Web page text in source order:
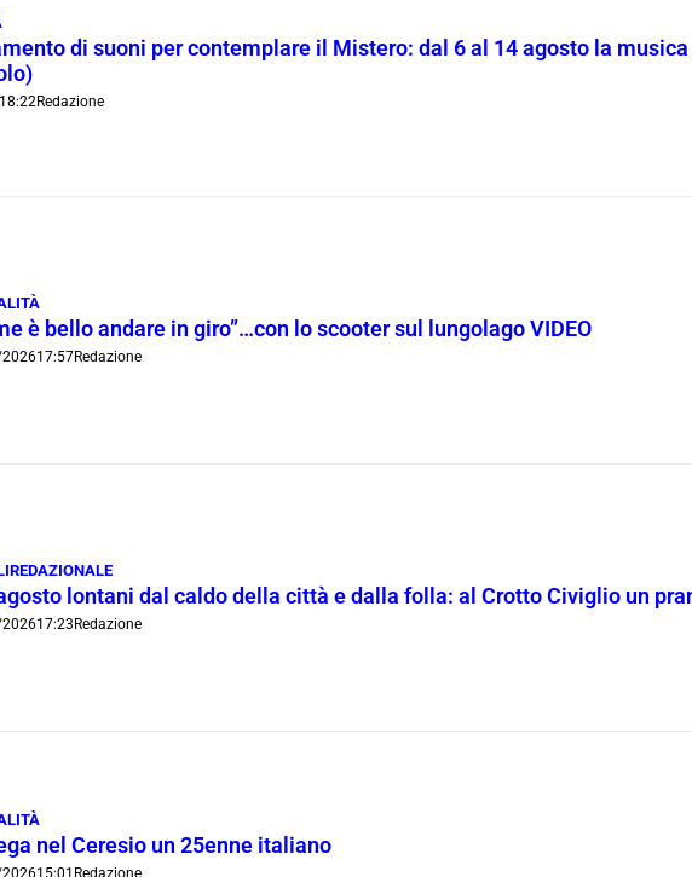
di suoni per contemplare il Mistero: dal 6 al 14 agosto la
Redazione
è bello andare in giro”…con lo scooter sul lungolago VIDEO
17:57Redazione
lontani dal caldo della città e dalla folla: al Crotto Civiglio un
17:23 Redazione
nel Ceresio un 25enne italiano
15:01 Redazione